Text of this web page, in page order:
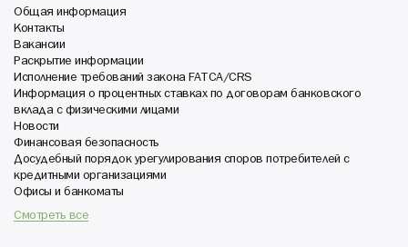
Общая информация
Контакты
Вакансии
Раскрытие информации
Исполнение требований закона FATCA/CRS
Информация о процентных ставках по договорам банковского
вклада с физическими лицами
Новости
Финансовая безопасность
Досудебный порядок урегулирования споров потребителей с
кредитными организациями
Офисы и банкоматы
Смотреть все